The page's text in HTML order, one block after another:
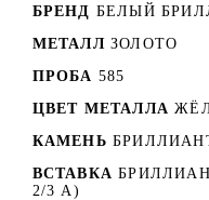
БРЕНД БЕЛЫЙ
МЕТАЛЛ ЗОЛОТО
ПРОБА 585
ЦВЕТ МЕТАЛЛА
КАМЕНЬ
ВСТАВКА
2/3 А)